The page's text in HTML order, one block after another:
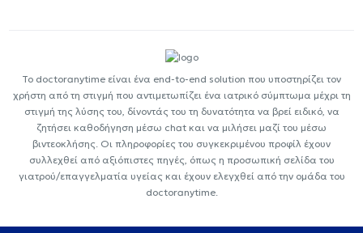
Το doctoranytime είναι ένα end-to-end solution που υποστηρίζει τον
χρήστη από τη στιγμή που αντιμετωπίζει ένα ιατρικό σύμπτωμα μέχρι τη
στιγμή της λύσης του, δίνοντάς του τη δυνατότητα να βρεί ειδικό, να
ζητήσει καθοδήγηση μέσω chat και να μιλήσει μαζί του μέσω
βιντεοκλήσης. Οι πληροφορίες του συγκεκριμένου προφίλ έχουν
συλλεχθεί από αξιόπιστες πηγές, όπως η προσωπική σελίδα του
γιατρού/επαγγελματία υγείας και έχουν ελεγχθεί από την ομάδα του
doctoranytime.